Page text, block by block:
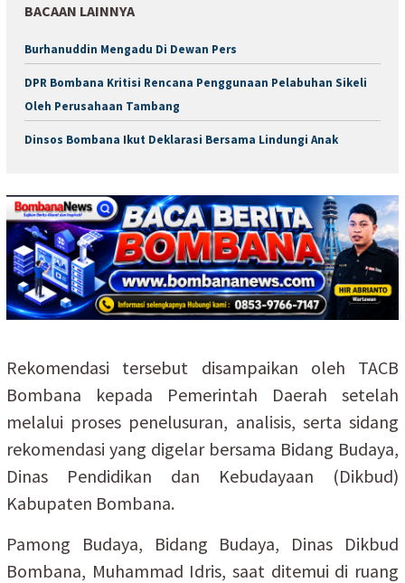
BACAAN LAINNYA
Burhanuddin Mengadu Di Dewan Pers
DPR Bombana Kritisi Rencana Penggunaan Pelabuhan Sikeli
Oleh Perusahaan Tambang
Dinsos Bombana Ikut Deklarasi Bersama Lindungi Anak
Rekomendasi tersebut disampaikan oleh TACB
Bombana kepada Pemerintah Daerah setelah
melalui proses penelusuran, analisis, serta sidang
rekomendasi yang digelar bersama Bidang Budaya,
Dinas Pendidikan dan Kebudayaan (Dikbud)
Kabupaten Bombana.
Pamong Budaya, Bidang Budaya, Dinas Dikbud
Bombana, Muhammad Idris, saat ditemui di ruang